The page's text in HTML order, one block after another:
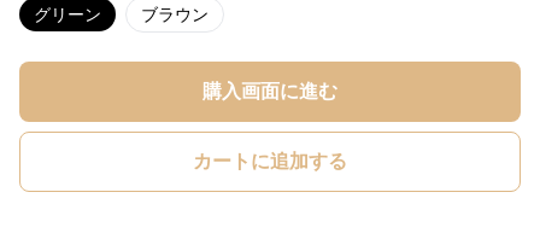
グリーン ブラウン
購入画面に進む
カートに追加する